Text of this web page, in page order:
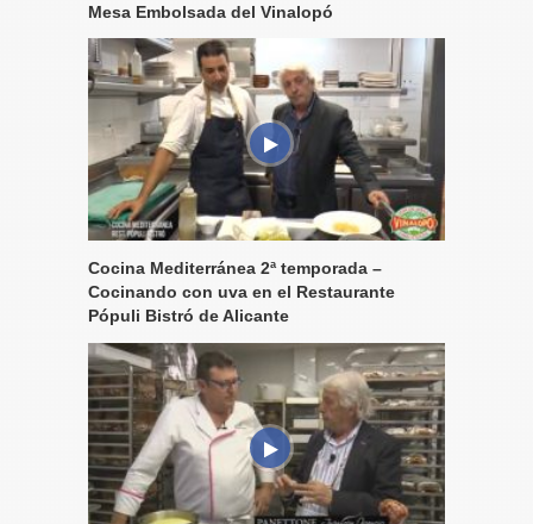
Mesa Embolsada del Vinalopó
Cocina Mediterránea 2ª temporada –
Cocinando con uva en el Restaurante
Pópuli Bistró de Alicante